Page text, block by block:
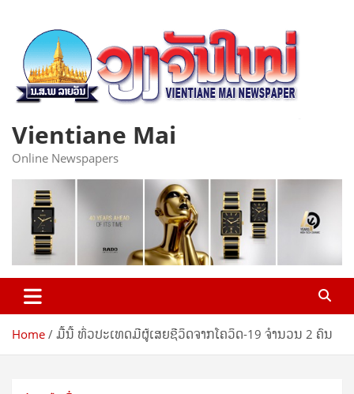
content
Vientiane Mai
Online Newspapers
Home ມື້ນີ້ ທົ່ວປະເທດມີຜູ້ເສຍຊີວິດຈາກໂຄວິດ-19 ຈຳນວນ 2 ຄົນ